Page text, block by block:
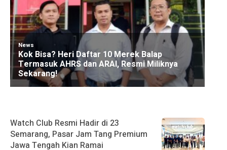
Watch Club Resmi Hadir di 23
Semarang, Pasar Jam Tang Premium
Jawa Tengah Kian Ramai